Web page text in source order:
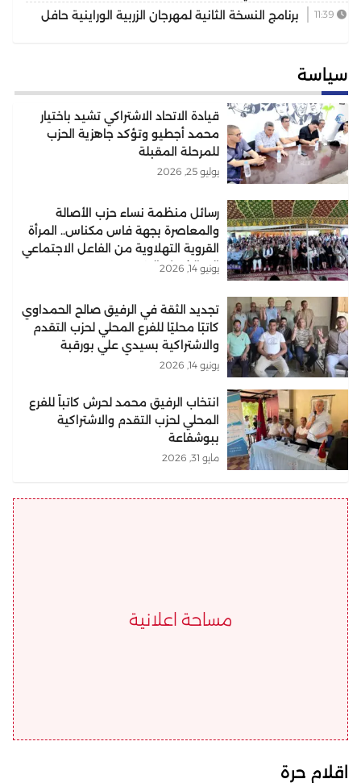
التنمية المجاليةبرنامج النسخة الثانية لمهرجان الزربية الوراينية حافل
سياسة
قيادة الاتحاد الاشتراكي تشيد باختيار
محمد أجطيو وتؤكد جاهزية الحزب
للمرحلة المقبلة
يوليو 25, 2026
رسائل منظمة نساء حزب الأصالة
والمعاصرة بجهة فاس مكناس.. المرأة
القروية التهلاوية من الفاعل الاجتماعي
إلى الشريك التنموي..
يونيو 14, 2026
تجديد الثقة في الرفيق صالح الحمداوي
كاتبًا محليًا للفرع المحلي لحزب التقدم
والاشتراكية بسيدي علي بورقبة
يونيو 14, 2026
انتخاب الرفيق محمد لحرش كاتباً للفرع
المحلي لحزب التقدم والاشتراكية
ببوشفاعة
مايو 31, 2026
مساحة اعلانية
اقلام حرة